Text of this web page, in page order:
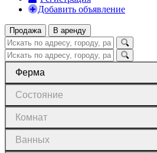
Добавить объявление
Продажа В аренду
Ферма
Состояние
Комнат
Ванных